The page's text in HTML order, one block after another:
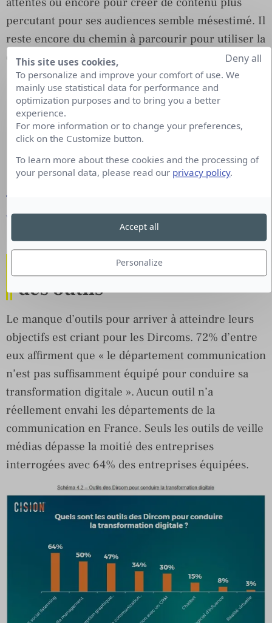
percutant pour ses audiences semble mésestimé. Il
reste encore du chemin à parcourir pour utiliser la
data au maximum de son potentiel.
Téléchargez le Livre Blanc. La transformation digitale
vue par les communicants.
Une utilisation insuffisante
des outils
Le manque d’outils pour arriver à atteindre leurs
objectifs est criant pour les Dircoms. 72% d’entre
eux affirment que « le département communication
n’est pas suffisamment équipé pour conduire sa
transformation digitale ». Aucun outil n’a
réellement envahi les départements de la
communication en France. Seuls les outils de veille
médias dépasse la moitié des entreprises
interrogées avec 64% des entreprises équipées.
This site uses cookies,
To personalize and improve your comfort of use. We
mainly use statistical data for performance and
optimization purposes and to bring you a better
experience.
For more information or to change your preferences,
click on the Customize button.
To learn more about these cookies and the processing of
your personal data, please read our privacy policy.
Personalize
Deny all
Accept all